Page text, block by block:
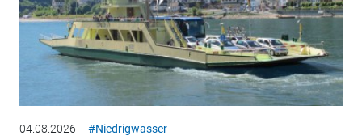
04.08.2026 #Niedrigwasser